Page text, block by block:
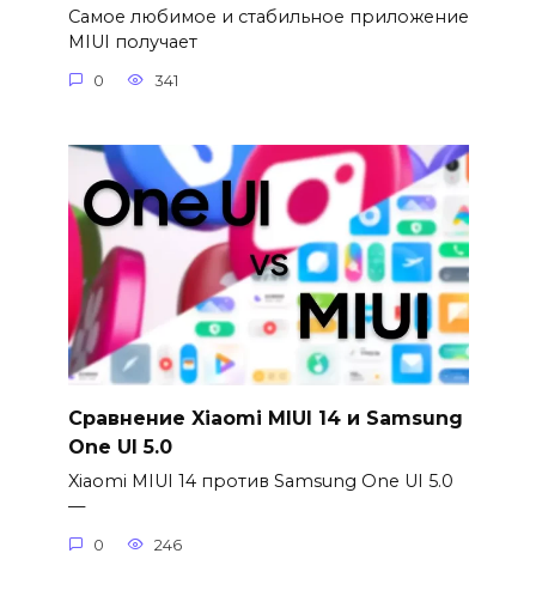
Самое любимое и стабильное приложение
MIUI получает
0 341
Сравнение Xiaomi MIUI 14 и Samsung
One UI 5.0
Xiaomi MIUI 14 против Samsung One UI 5.0
—
0 246